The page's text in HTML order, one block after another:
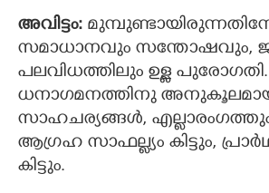
അവിട്ടം:
സമാധാനവും സന്തോഷവും,
പലവിധത്തിലും ഉള്ള പുരോഗതി.
ധനാഗമനത്തിനു
സാഹചര്യങ്ങള്‍,
ആഗ്രഹ സാഫല്ല്യം കിട്ടും,
കിട്ടും.